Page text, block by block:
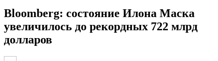
Bloomberg: состояние Илона Маска
увеличилось до рекордных 722 млрд
долларов